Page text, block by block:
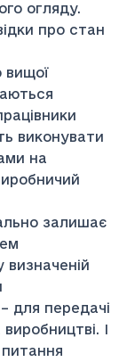
огляду.
про стан
вищої
виконувати
на
залишає
визначеній
для передачі
І